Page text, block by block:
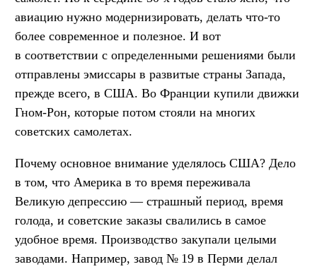
авиацию нужно модернизировать, делать что-то
более современное и полезное. И вот
в соответствии с определенными решениями были
отправлены эмиссары в развитые страны Запада,
прежде всего, в США. Во Франции купили движки
Гном-Рон, которые потом стояли на многих
советских самолетах.
Почему основное внимание уделялось США? Дело
в том, что Америка в то время переживала
Великую депрессию — страшный период, время
голода, и советские заказы свалились в самое
удобное время. Производство закупали целыми
заводами. Например, завод № 19 в Перми делал